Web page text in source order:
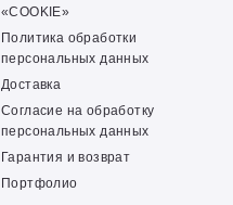
«COOKIE»
Политика обработки
персональных данных
Доставка
Согласие на обработку
персональных данных
Гарантия и возврат
Портфолио